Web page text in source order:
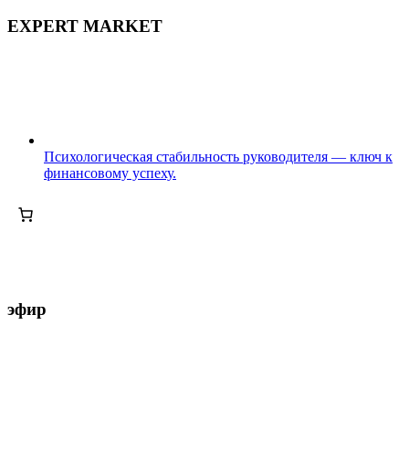
EXPERT MARKET
Психологическая стабильность руководителя — ключ к
финансовому успеху.
эфир